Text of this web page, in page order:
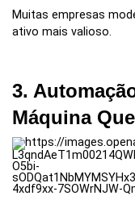
Muitas empresas
ativo mais valioso.
3.
Máquina